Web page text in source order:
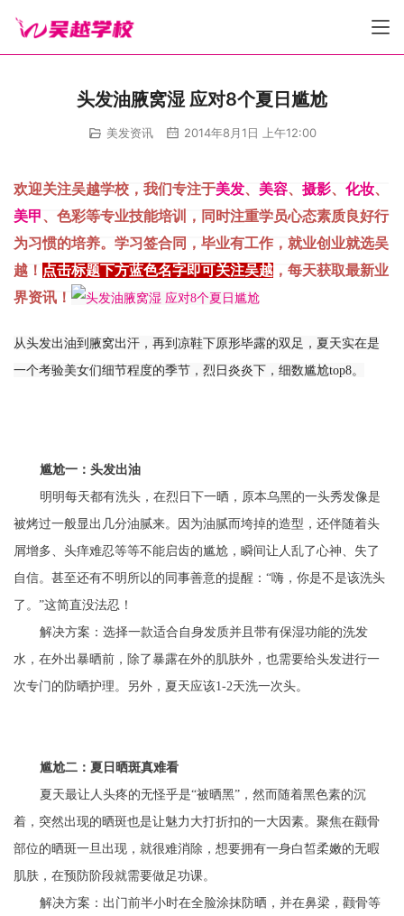
头发油腋窝湿 应对8个夏日尴尬
美发资讯 2014年8月1日 上午12:00
欢迎关注吴越学校，我们专注于美发、 美容、 摄影、 化妆、
美甲、色彩等专业技能培训，同时注重学员心态素质良好行
为习惯的培养。学习签合同，毕业有工作，就业创业就选吴
越！ 点击标题下方蓝色名字即可关注吴越 ，每天获取最新业
界资讯！
从头发出油到腋窝出汗，再到凉鞋下原形毕露的双足，夏天实在是
一个考验美女们细节程度的季节，烈日炎炎下，细数尴尬top8。
尴尬一：头发出油
明明每天都有洗头，在烈日下一晒，原本乌黑的一头秀发像是
被烤过一般显出几分油腻来。因为油腻而垮掉的造型，还伴随着头
屑增多、头痒难忍等等不能启齿的尴尬，瞬间让人乱了心神、失了
自信。甚至还有不明所以的同事善意的提醒：“嗨，你是不是该洗头
了。”这简直没法忍！
解决方案：选择一款适合自身发质并且带有保湿功能的洗发
水，在外出暴晒前，除了暴露在外的肌肤外，也需要给头发进行一
次专门的防晒护理。另外，夏天应该1-2天洗一次头。
尴尬二：夏日晒斑真难看
夏天最让人头疼的无怪乎是“被晒黑”，然而随着黑色素的沉
着，突然出现的晒斑也是让魅力大打折扣的一大因素。聚焦在颧骨
部位的晒斑一旦出现，就很难消除，想要拥有一身白皙柔嫩的无暇
肌肤，在预防阶段就需要做足功课。
解决方案：出门前半小时在全脸涂抹防晒，并在鼻梁，颧骨等